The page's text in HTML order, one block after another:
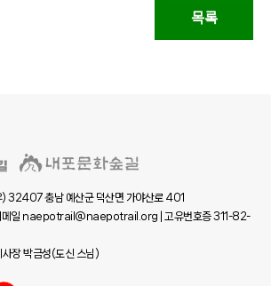
목록
32407 충남 예산군 덕산면 가야산로 401
일 naepotrail@naepotrail.org | 고유번호증 311-82-
장 박금성(도신 스님)